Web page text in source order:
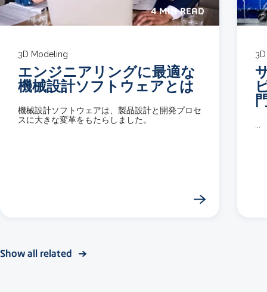
4 MIN READ
3D Modeling
エンジニアリングに最適な
機械設計ソフトウェアとは
機械設計ソフトウェアは、製品設計と開発プロセ
スに大きな変革をもたらしました。
Show all related